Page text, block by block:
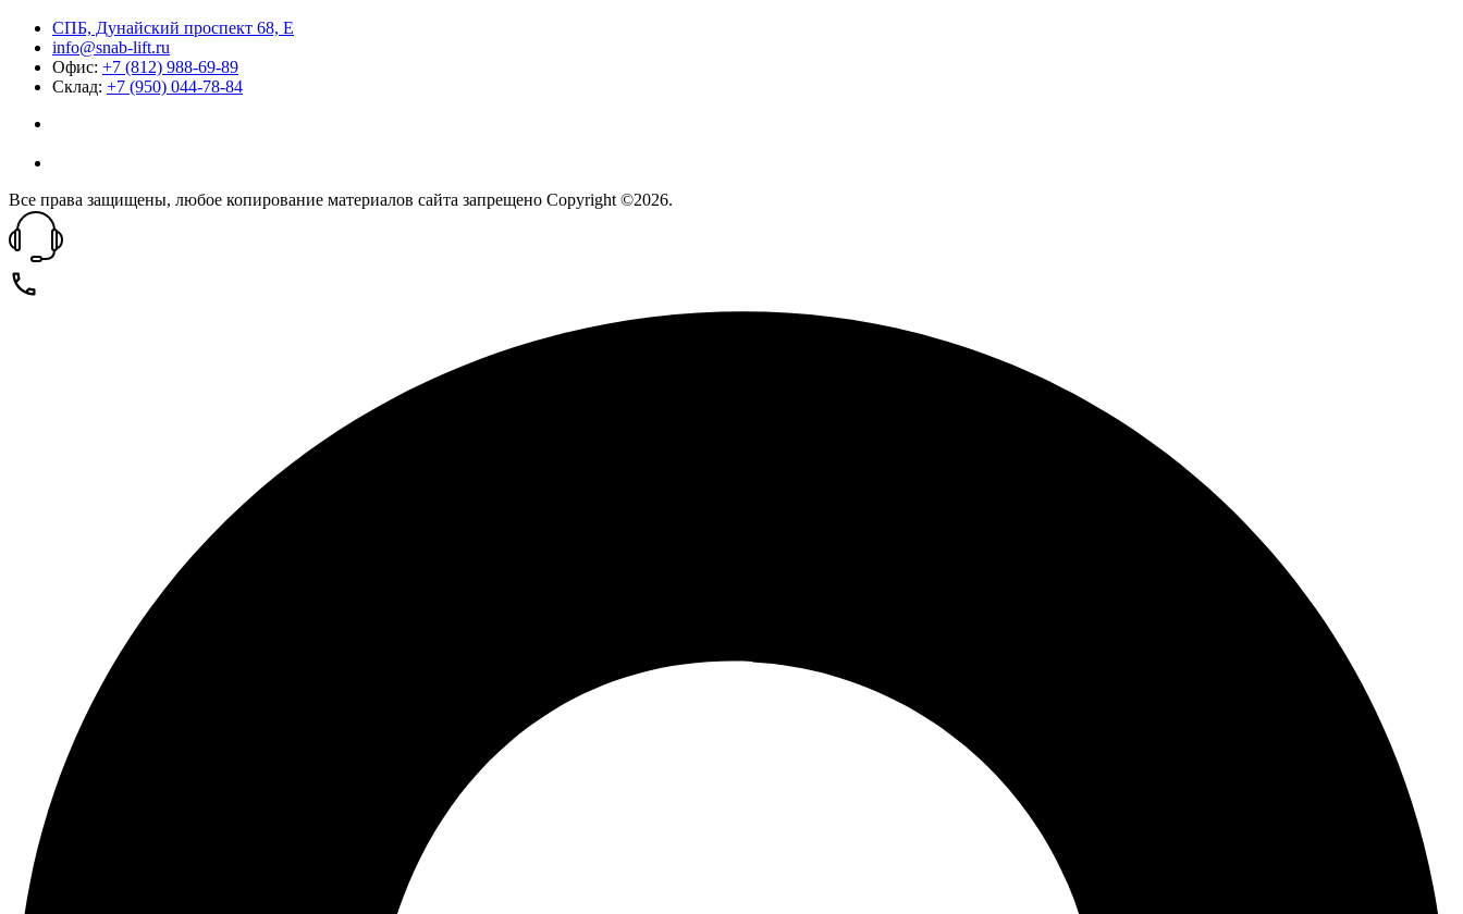
СПБ, Дунайский проспект 68, Е
info@snab-lift.ru
Офис: +7 (812) 988-69-89
Склад: +7 (950) 044-78-84
Все права защищены, любое копирование материалов сайта запрещено Copyright ©2026.